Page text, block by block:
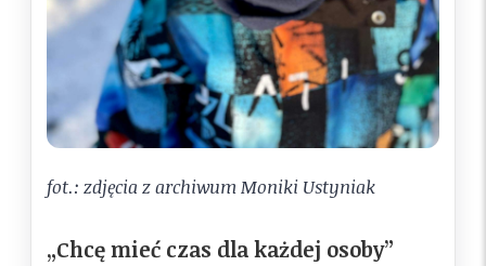
fot.: zdjęcia z archiwum Moniki Ustyniak
„Chcę mieć czas dla każdej osoby”